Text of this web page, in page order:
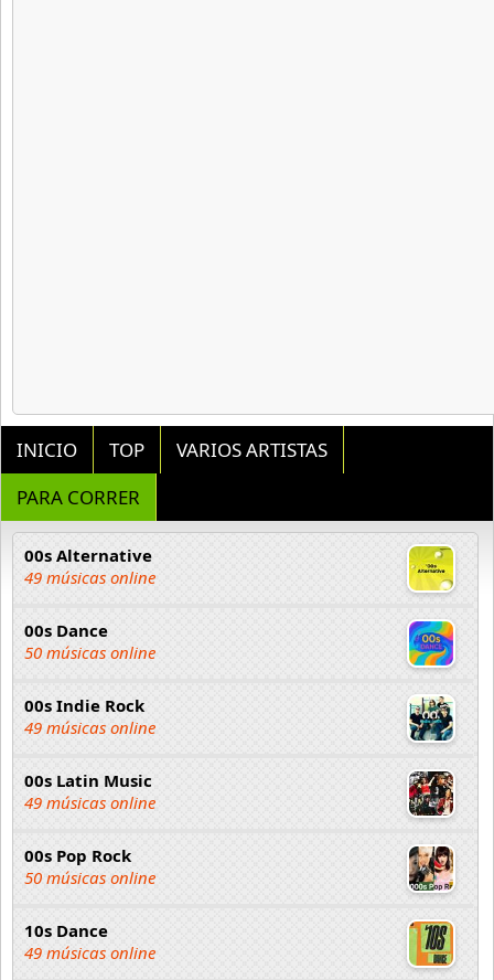
INICIO TOP
VARIOS ARTISTAS
PARA CORRER
00s Alternative
49 músicas online
00s Dance
50 músicas online
00s Indie Rock
49 músicas online
00s Latin Music
49 músicas online
00s Pop Rock
50 músicas online
10s Dance
49 músicas online